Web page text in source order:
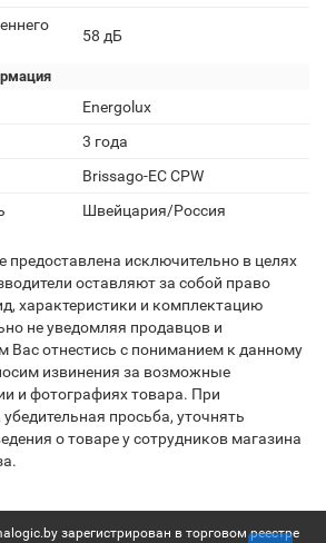
58 дБ
Energolux
3 года
Brissago-EC CPW
Швейцария/Россия
исключительно в целях
оставляют за собой право
характеристики и комплектацию
не уведомляя продавцов и
Вас отнестись с пониманием к данному
извинения за возможные
и фотографиях товара. При
просьба, уточнять
о товаре у сотрудников магазина
зарегистрирован в торговом реестре